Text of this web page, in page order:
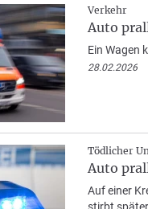
Verkehr
Auto
Ein Wagen
28.02.2026
Tödlicher
Auto
Auf einer
stirbt